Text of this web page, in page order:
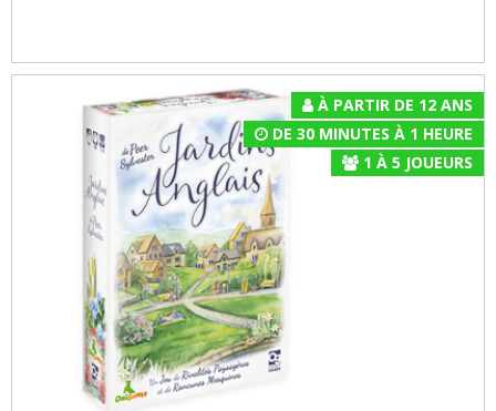
À PARTIR DE 12 ANS
DE 30 MINUTES À 1 HEURE
1 À 5 JOUEURS